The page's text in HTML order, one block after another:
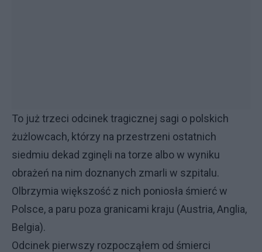
To już trzeci odcinek tragicznej sagi o polskich
żużlowcach, którzy na przestrzeni ostatnich
siedmiu dekad zginęli na torze albo w wyniku
obrażeń na nim doznanych zmarli w szpitalu.
Olbrzymia większość z nich poniosła śmierć w
Polsce, a paru poza granicami kraju (Austria, Anglia,
Belgia).
Odcinek pierwszy rozpocząłem od śmierci